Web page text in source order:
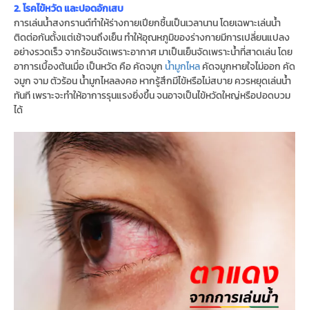
2. โรคไข้หวัด และปอดอักเสบ
การเล่นน้ำสงกรานต์ทำให้ร่างกายเปียกชื้นเป็นเวลานาน โดยเฉพาะเล่นน้ำ
ติดต่อกันตั้งแต่เช้าจนถึงเย็น ทำให้อุณหภูมิของร่างกายมีการเปลี่ยนแปลง
อย่างรวดเร็ว จากร้อนจัดเพราะอากาศ มาเป็นเย็นจัดเพราะน้ำที่สาดเล่น โดย
อาการเบื้องต้นเมื่อ เป็นหวัด คือ คัดจมูก น้ำมูกไหล คัดจมูกหายใจไม่ออก คัด
จมูก จาม ตัวร้อน น้ำมูกไหลลงคอ หากรู้สึกมีไข้หรือไม่สบาย ควรหยุดเล่นน้ำ
ทันที เพราะจะทำให้อาการรุนแรงยิ่งขึ้น จนอาจเป็นไข้หวัดใหญ่หรือปอดบวม
ได้